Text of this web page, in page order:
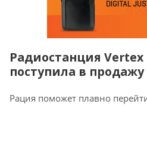
Радиостанция Vertex
поступила в продажу
Рация поможет плавно